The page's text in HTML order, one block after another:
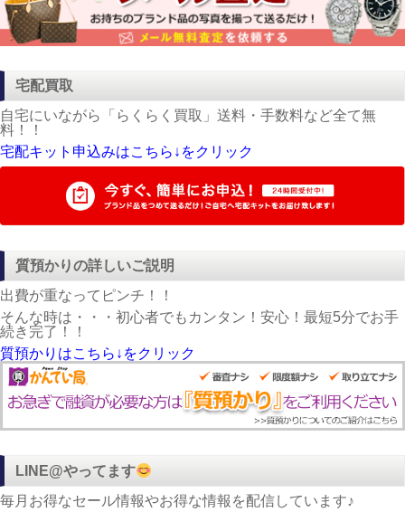
宅配買取
自宅にいながら「らくらく買取」送料・手数料など全て無
料！！
宅配キット申込みはこちら↓をクリック
質預かりの詳しいご説明
出費が重なってピンチ！！
そんな時は・・・初心者でもカンタン！安心！最短5分でお手
続き完了！！
質預かりはこちら↓をクリック
LINE@やってます
毎月お得なセール情報やお得な情報を配信しています♪